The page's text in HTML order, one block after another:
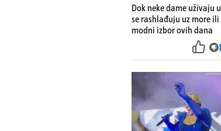
Dok neke dame uživaju
se rashlađuju uz more
modni izbor ovih dana